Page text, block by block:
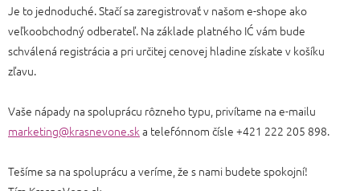
Je to jednoduché. Stačí sa zaregistrovať v našom e-shope ako
veľkoobchodný odberateľ. Na základe platného IĆ vám bude
schválená registrácia a pri určitej cenovej hladine získate v košíku
zľavu.
Vaše nápady na spoluprácu rôzneho typu, privítame na e-mailu
marketing@krasnevone.ska telefónnom čísle +421 222 205 898.
Tešíme sa na spoluprácu a veríme, že s nami budete spokojní!